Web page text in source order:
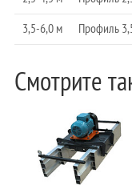
3,5-6,0 м
Профиль
Смотрите